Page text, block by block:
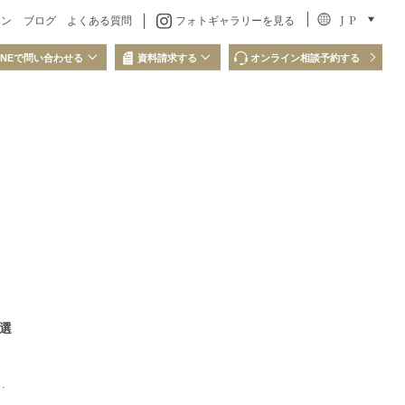
ブログ よくある質問 フォトギャラリーを見る J P
で問い合わせる 資料請求する オンライン相談予約する